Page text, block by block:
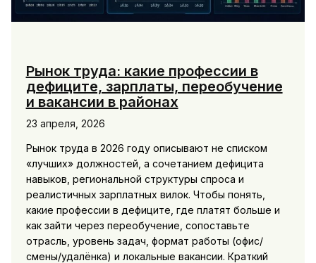
Рынок труда: какие профессии в
дефиците, зарплаты, переобучение
и вакансии в районах
23 апреля, 2026
Рынок труда в 2026 году описывают не списком
«лучших» должностей, а сочетанием дефицита
навыков, региональной структуры спроса и
реалистичных зарплатных вилок. Чтобы понять,
какие профессии в дефиците, где платят больше и
как зайти через переобучение, сопоставьте
отрасль, уровень задач, формат работы (офис/
смены/удалёнка) и локальные вакансии. Краткий